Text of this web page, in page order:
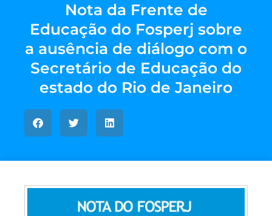
Nota da Frente de
Educação do Fosperj sobre
a ausência de diálogo com o
Secretário de Educação do
estado do Rio de Janeiro